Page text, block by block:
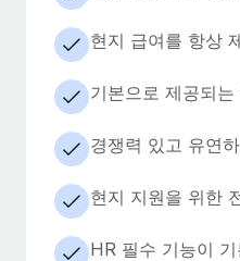
현지 급여를 항상
기본으로 제공되
경쟁력 있고 유연
현지 지원을 위한
HR 필수 기능이